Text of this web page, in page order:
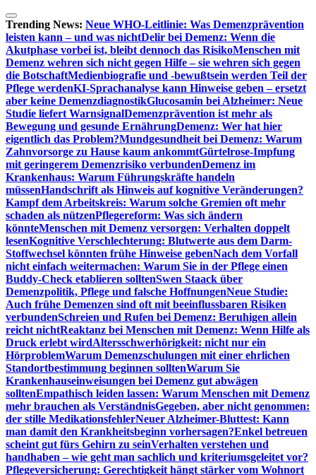
Zum
Inhalt
springen
Trending News: Neue WHO-Leitlinie: Was Demenzprävention
leisten kann – und was nichtDelir bei Demenz: Wenn die
Akutphase vorbei ist, bleibt dennoch das RisikoMenschen mit
Demenz wehren sich nicht gegen Hilfe – sie wehren sich gegen
die BotschaftMedienbiografie und -bewußtsein werden Teil der
Pflege werdenKI-Sprachanalyse kann Hinweise geben – ersetzt
aber keine DemenzdiagnostikGlucosamin bei Alzheimer: Neue
Studie liefert WarnsignalDemenzprävention ist mehr als
Bewegung und gesunde ErnährungDemenz: Wer hat hier
eigentlich das Problem?Mundgesundheit bei Demenz: Warum
Zahnvorsorge zu Hause kaum ankommtGürtelrose-Impfung
mit geringerem Demenzrisiko verbundenDemenz im
Krankenhaus: Warum Führungskräfte handeln
müssenHandschrift als Hinweis auf kognitive Veränderungen?
Kampf dem Arbeitskreis: Warum solche Gremien oft mehr
schaden als nützenPflegereform: Was sich ändern
könnteMenschen mit Demenz versorgen: Verhalten doppelt
lesenKognitive Verschlechterung: Blutwerte aus dem Darm-
Stoffwechsel könnten frühe Hinweise gebenNach dem Vorfall
nicht einfach weitermachen: Warum Sie in der Pflege einen
Buddy-Check etablieren solltenSwen Staack über
Demenzpolitik, Pflege und falsche HoffnungenNeue Studie:
Auch frühe Demenzen sind oft mit beeinflussbaren Risiken
verbundenSchreien und Rufen bei Demenz: Beruhigen allein
reicht nichtReaktanz bei Menschen mit Demenz: Wenn Hilfe als
Druck erlebt wirdAltersschwerhörigkeit: nicht nur ein
HörproblemWarum Demenzschulungen mit einer ehrlichen
Standortbestimmung beginnen solltenWarum Sie
Krankenhauseinweisungen bei Demenz gut abwägen
solltenEmpathisch leiden lassen: Warum Menschen mit Demenz
mehr brauchen als VerständnisGegeben, aber nicht genommen:
der stille MedikationsfehlerNeuer Alzheimer-Bluttest: Kann
man damit den Krankheitsbeginn vorhersagen?Enkel betreuen
scheint gut fürs Gehirn zu seinVerhalten verstehen und
handhaben – wie geht man sachlich und kriteriumsgeleitet vor?
Pflegeversicherung: Gerechtigkeit hängt stärker vom Wohnort